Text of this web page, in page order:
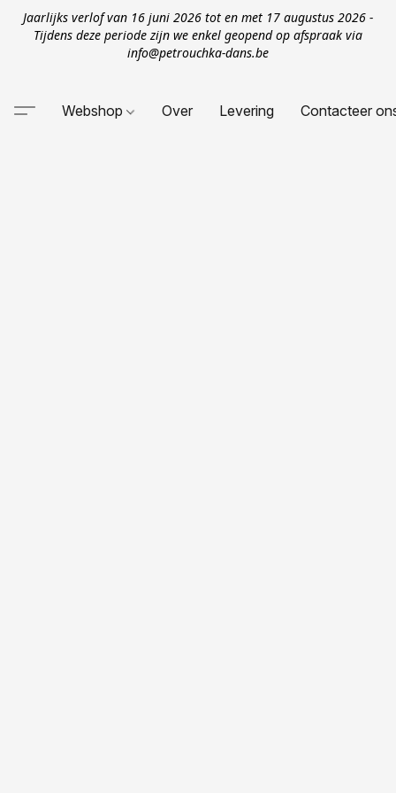
Jaarlijks verlof van 16 juni 2026 tot en met 17 augustus 2026 -
Tijdens deze periode zijn we enkel geopend op afspraak via
info@petrouchka-dans.be
Webshop Over Levering Contacteer